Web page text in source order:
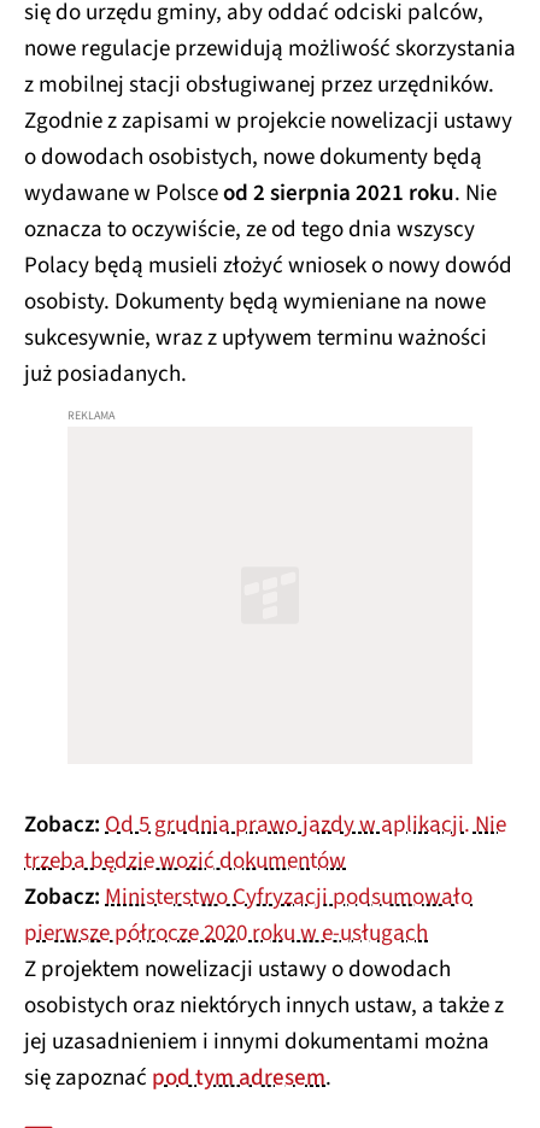
się do urzędu gminy, aby oddać odciski palców,
nowe regulacje przewidują możliwość skorzystania
z mobilnej stacji obsługiwanej przez urzędników.
Zgodnie z zapisami w projekcie nowelizacji ustawy
o dowodach osobistych, nowe dokumenty będą
wydawane w Polsceod 2 sierpnia 2021 roku. Nie
oznacza to oczywiście, ze od tego dnia wszyscy
Polacy będą musieli złożyć wniosek o nowy dowód
osobisty. Dokumenty będą wymieniane na nowe
sukcesywnie, wraz z upływem terminu ważności
już posiadanych.
Zobacz:Od 5 grudnia prawo jazdy w aplikacji. Nie
trzeba będzie wozić dokumentów
Zobacz:Ministerstwo Cyfryzacji podsumowało
pierwsze półrocze 2020 roku w e-usługach
Z projektem nowelizacji ustawy o dowodach
osobistych oraz niektórych innych ustaw, a także z
jej uzasadnieniem i innymi dokumentami można
się zapoznać pod tym adresem.